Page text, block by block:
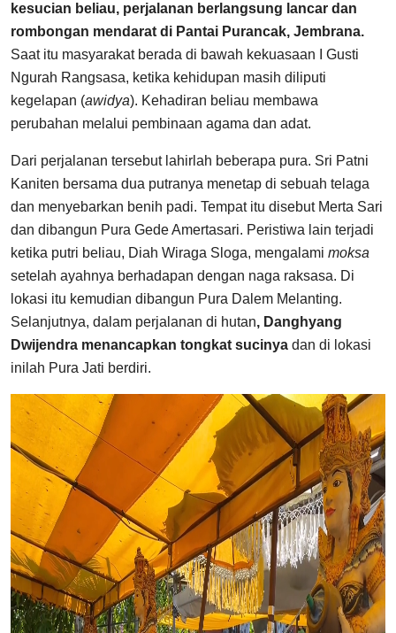
kesucian beliau, perjalanan berlangsung lancar dan
rombongan mendarat di Pantai Purancak, Jembrana.
Saat itu masyarakat berada di bawah kekuasaan I Gusti
Ngurah Rangsasa, ketika kehidupan masih diliputi
kegelapan (awidya). Kehadiran beliau membawa
perubahan melalui pembinaan agama dan adat.
Dari perjalanan tersebut lahirlah beberapa pura. Sri Patni
Kaniten bersama dua putranya menetap di sebuah telaga
dan menyebarkan benih padi. Tempat itu disebut Merta Sari
dan dibangun Pura Gede Amertasari. Peristiwa lain terjadi
ketika putri beliau, Diah Wiraga Sloga, mengalami moksa
setelah ayahnya berhadapan dengan naga raksasa. Di
lokasi itu kemudian dibangun Pura Dalem Melanting.
Selanjutnya, dalam perjalanan di hutan, Danghyang
Dwijendra menancapkan tongkat sucinya dan di lokasi
inilah Pura Jati berdiri.